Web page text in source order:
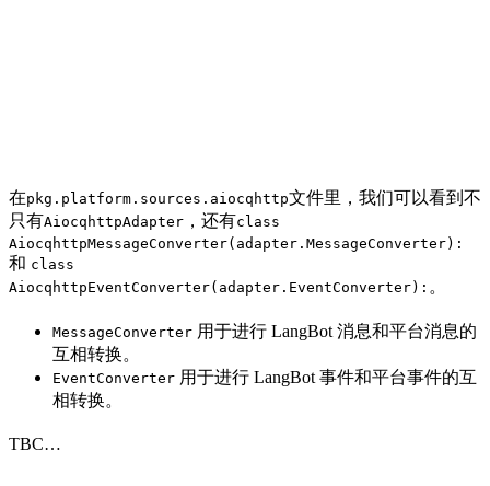
在pkg.platform.sources.aiocqhttp文件里，我们可以看到不
只有AiocqhttpAdapter ，还有class
AiocqhttpMessageConverter(adapter.MessageConverter):
和 class
AiocqhttpEventConverter(adapter.EventConverter): 。
MessageConverter 用于进行 LangBot 消息和平台消息的
互相转换。
EventConverter 用于进行 LangBot 事件和平台事件的互
相转换。
TBC…